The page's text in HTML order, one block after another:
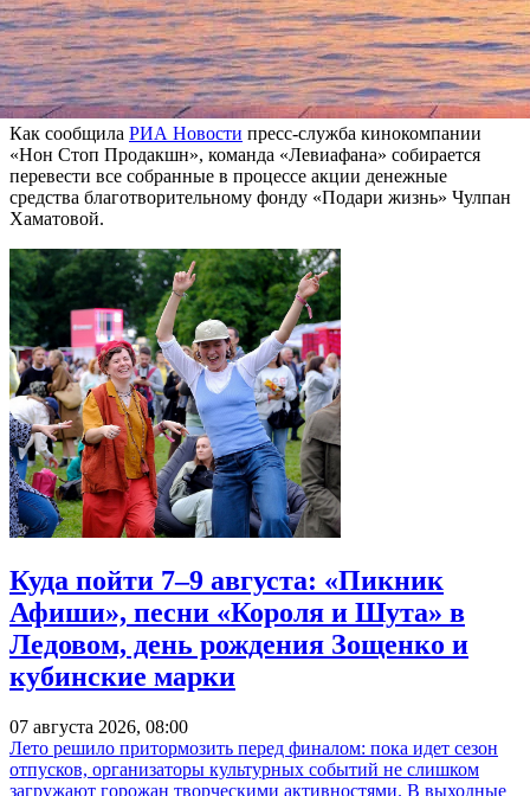
В резальтате в пользу создателей фильма «Левиафан» было
переведено более 500 тысяч рублей. В данный момент акция
продолжается. Она закончится одновременно с выходом
фильма в отечественный прокат – 5 февраля.
Как сообщила РИА Новости пресс-служба кинокомпании
«Нон Стоп Продакшн», команда «Левиафана» собирается
перевести все собранные в процессе акции денежные
средства благотворительному фонду «Подари жизнь» Чулпан
Хаматовой.
Куда пойти 7–9 августа: «Пикник
Афиши», песни «Короля и Шута» в
Ледовом, день рождения Зощенко и
кубинские марки
07 августа 2026, 08:00
Лето решило притормозить перед финалом: пока идет сезон
отпусков, организаторы культурных событий не слишком
загружают горожан творческими активностями. В выходные